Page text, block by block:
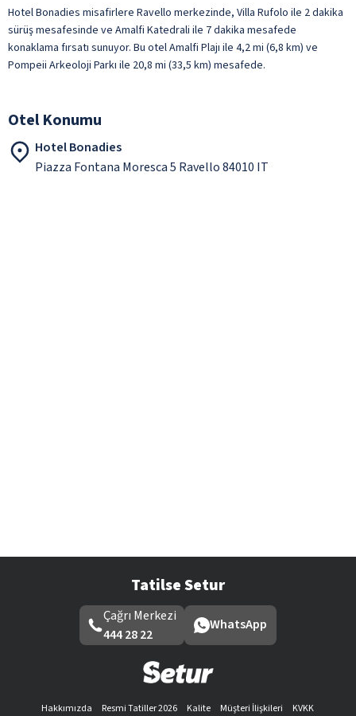
Hotel Bonadies misafirlere Ravello merkezinde, Villa Rufolo ile 2 dakika
sürüş mesafesinde ve Amalfi Katedrali ile 7 dakika mesafede
konaklama fırsatı sunuyor. Bu otel Amalfi Plajı ile 4,2 mi (6,8 km) ve
Pompeii Arkeoloji Parkı ile 20,8 mi (33,5 km) mesafede.
Otel Konumu
Hotel Bonadies
Piazza Fontana Moresca 5 Ravello 84010 IT
Tatilse Setur
Çağrı Merkezi
444 28 22
WhatsApp
Hakkımızda Resmi Tatiller 2026 Kalite Müşteri İlişkileri
KVKK